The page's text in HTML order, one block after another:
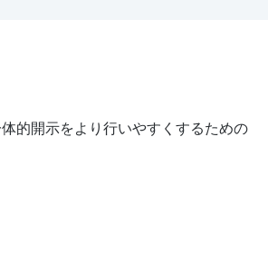
的開示をより行いやすくするための